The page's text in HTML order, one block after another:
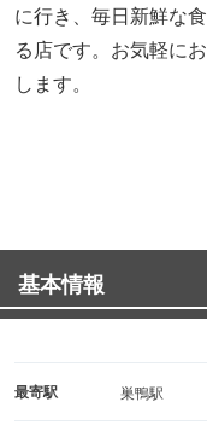
に行き、毎日新鮮な
る店です。お気軽に
します。
基本情報
最寄駅 巣鴨駅